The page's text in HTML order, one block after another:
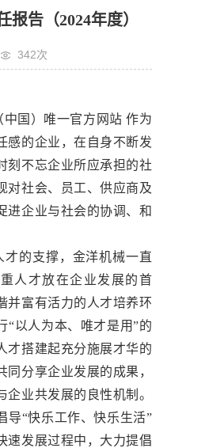
报告（2024年度）
342次
中国）唯一官方网站 作为
感的企业，在自身不断发
刻不忘企业所应承担的社
对社会、员工、供应商及
进企业与社会的协调、和
才的支撑，金洋机械一直
人才放在企业发展的首
并富有活力的人才培养环
“以人为本、唯才是用”的
才搭建起充分施展才华的
同分享企业发展的成果，
企业共发展的良性机制。
导“快乐工作、快乐生活”
速发展过程中，大力提倡